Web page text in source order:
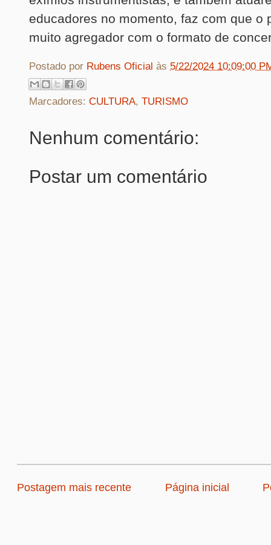
educadores no momento, faz com que o
muito agregador com o formato de
Postado por Rubens Oficial às 5/22/2024 10:09:00
Marcadores: CULTURA, TURISMO
Nenhum comentário:
Postar um comentário
Postagem mais recente Página inicial